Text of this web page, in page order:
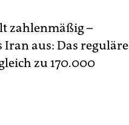
zahlenmäßig –
Iran aus: Das reguläre
zu 170.000